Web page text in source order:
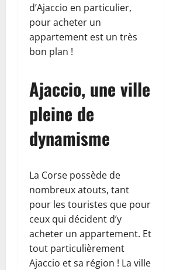
d’Ajaccio en particulier,
pour acheter un
appartement est un très
bon plan !
Ajaccio, une ville
pleine de
dynamisme
La Corse possède de
nombreux atouts, tant
pour les touristes que pour
ceux qui décident d’y
acheter un appartement. Et
tout particulièrement
Ajaccio et sa région ! La ville